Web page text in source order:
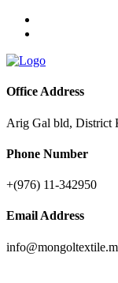
Office Address
Arig Gal bld, District
Phone Number
+(976) 11-342950
Email Address